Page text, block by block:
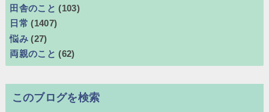
田舎のこと (103)
日常 (1407)
悩み (27)
両親のこと (62)
このブログを検索